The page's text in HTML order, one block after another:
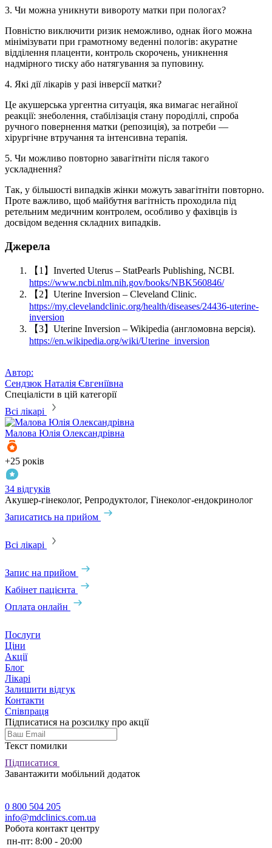
3. Чи можна уникнути вивороту матки при пологах?
Повністю виключити ризик неможливо, однак його можна
мінімізувати при грамотному веденні пологів: акуратне
відділення плаценти, контроль скорочень, уникнення
надмірного тиску або натягування за пуповину.
4. Які дії лікарів у разі інверсії матки?
Це акушерська ургентна ситуація, яка вимагає негайної
реакції: знеболення, стабілізація стану породіллі, спроба
ручного повернення матки (репозиція), за потреби —
хірургічне втручання та інтенсивна терапія.
5. Чи можливо повторно завагітніти після такого
ускладнення?
Так, у більшості випадків жінки можуть завагітніти повторно.
Проте важливо, щоб майбутня вагітність проходила під
ретельним медичним контролем, особливо у фахівців із
досвідом ведення складних випадків.
Джерела
【1】Inverted Uterus – StatPearls Publishing, NCBI.
https://www.ncbi.nlm.nih.gov/books/NBK560846/
【2】Uterine Inversion – Cleveland Clinic.
https://my.clevelandclinic.org/health/diseases/24436-uterine-
inversion
【3】Uterine Inversion – Wikipedia (англомовна версія).
https://en.wikipedia.org/wiki/Uterine_inversion
Автор:
Сендзюк Наталія Євгеніївна
Спеціалісти в цій категорії
Всі лікарі
Малова Юлія Олександрівна
+25 років
34 відгуків
Акушер-гінеколог, Репродуктолог, Гінеколог-ендокринолог
Записатись на прийом
Всі лікарі
Запис на прийом
Кабінет пацієнта
Оплата онлайн
Послуги
Ціни
Акції
Блог
Лікарі
Залишити відгук
Контакти
Співпраця
Підписатися на розсилку про акції
Текст помилки
Підписатися
Завантажити мобільний додаток
0 800 504 205
info@mdclinics.com.ua
Робота контакт центру
пн-пт: 8:00 - 20:00